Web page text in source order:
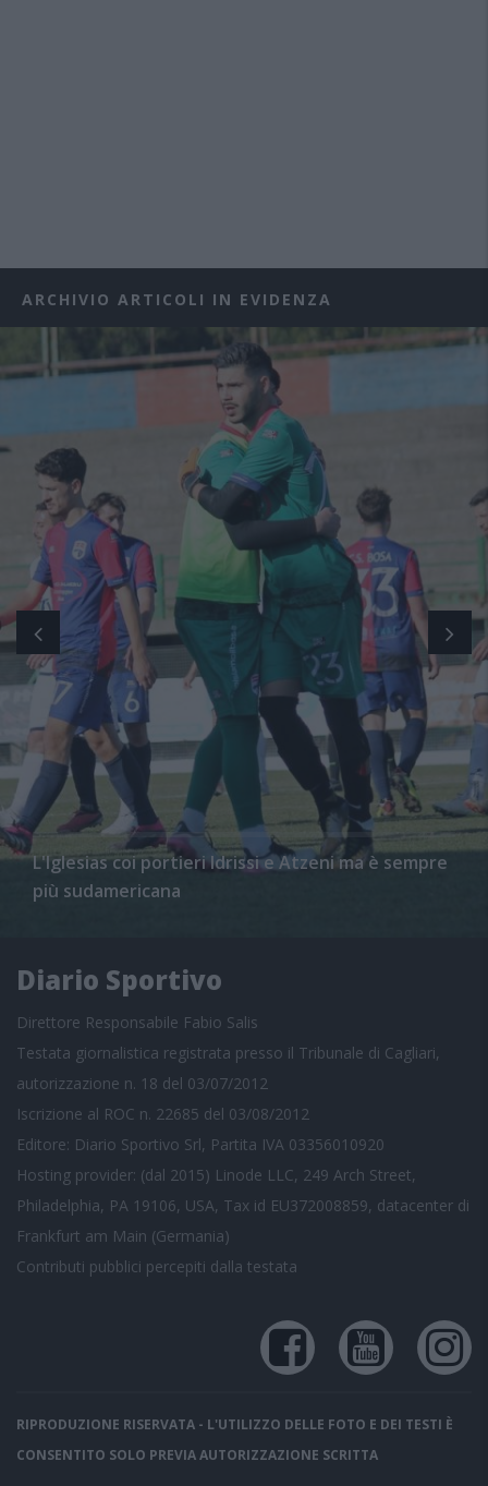
ARCHIVIO ARTICOLI IN EVIDENZA
L'Iglesias coi portieri Idrissi e Atzeni ma è sempre
più sudamericana
Diario Sportivo
Direttore Responsabile Fabio Salis
Testata giornalistica registrata presso il Tribunale di Cagliari,
autorizzazione n. 18 del 03/07/2012
Iscrizione al ROC n. 22685 del 03/08/2012
Editore: Diario Sportivo Srl, Partita IVA 03356010920
Hosting provider: (dal 2015) Linode LLC, 249 Arch Street,
Philadelphia, PA 19106, USA, Tax id EU372008859, datacenter di
Frankfurt am Main (Germania)
Contributi pubblici percepiti dalla testata
RIPRODUZIONE RISERVATA - L'UTILIZZO DELLE FOTO E DEI TESTI È
CONSENTITO SOLO PREVIA AUTORIZZAZIONE SCRITTA